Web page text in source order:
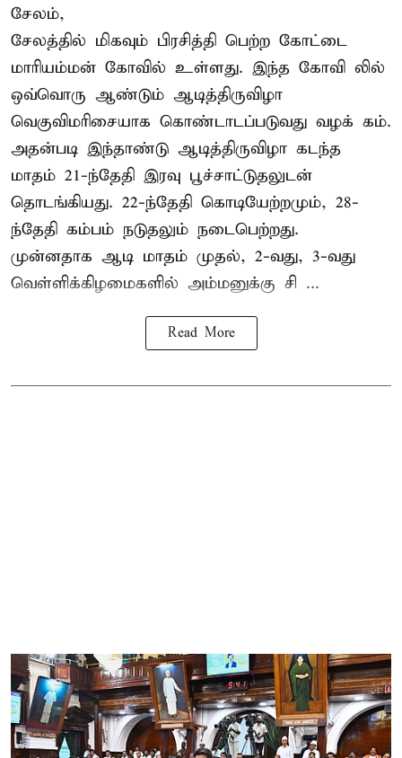
சேலம்,
சேலத்தில் மிகவும் பிரசித்தி பெற்ற கோட்டை
மாரியம்மன் கோவில் உள்ளது. இந்த கோவி லில்
ஒவ்வொரு ஆண்டும் ஆடித்திருவிழா
வெகுவிமரிசையாக கொண்டாடப்படுவது வழக் கம்.
அதன்படி இந்தாண்டு ஆடித்திருவிழா கடந்த
மாதம் 21-ந்தேதி இரவு பூச்சாட்டுதலுடன்
தொடங்கியது. 22-ந்தேதி கொடியேற்றமும், 28-
ந்தேதி கம்பம் நடுதலும் நடைபெற்றது.
முன்னதாக ஆடி மாதம் முதல், 2-வது, 3-வது
வெள்ளிக்கிழமைகளில் அம்மனுக்கு சி ...
Read More